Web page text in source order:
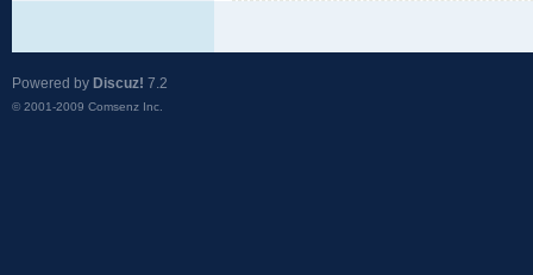
Powered by Discuz! 7.2
© 2001-2009 Comsenz Inc.